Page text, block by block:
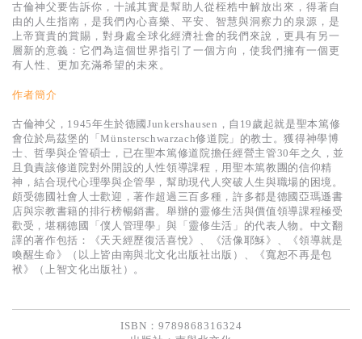
古倫神父要告訴你，十誡其實是幫助人從桎梏中解放出來，得著自
由的人生指南，是我們內心喜樂、平安、智慧與洞察力的泉源，是
上帝寶貴的賞賜，對身處全球化經濟社會的我們來說，更具有另一
層新的意義：它們為這個世界指引了一個方向，使我們擁有一個更
有人性、更加充滿希望的未來。
作者簡介
古倫神父，1945年生於德國Junkershausen，自19歲起就是聖本篤修
會位於烏茲堡的「Münsterschwarzach修道院」的教士。獲得神學博
士、哲學與企管碩士，已在聖本篤修道院擔任經營主管30年之久，並
且負責該修道院對外開設的人性領導課程，用聖本篤教團的信仰精
神，結合現代心理學與企管學，幫助現代人突破人生與職場的困境。
頗受德國社會人士歡迎，著作超過三百多種，許多都是德國亞瑪遜書
店與宗教書籍的排行榜暢銷書。舉辦的靈修生活與價值領導課程極受
歡受，堪稱德國「僕人管理學」與「靈修生活」的代表人物。中文翻
譯的著作包括：《天天經歷復活喜悅》、《活像耶穌》、《領導就是
喚醒生命》（以上皆由南與北文化出版社出版）、《寬恕不再是包
袱》（上智文化出版社）。
ISBN：9789868316324